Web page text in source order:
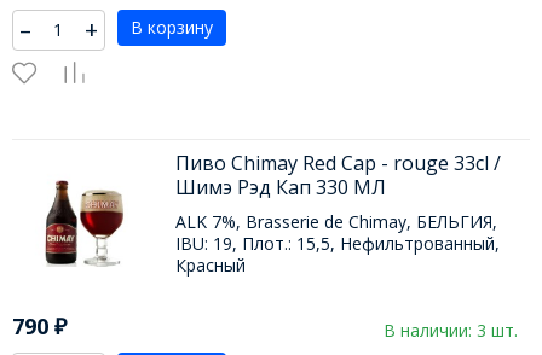
– + В корзину
Пиво Chimay Red Cap - rouge 33cl /
Шимэ Рэд Кап 330 МЛ
ALK 7%, Brasserie de Chimay, БЕЛЬГИЯ,
IBU: 19, Плот.: 15,5, Нефильтрованный,
Красный
790 ₽ В наличии: 3 шт.